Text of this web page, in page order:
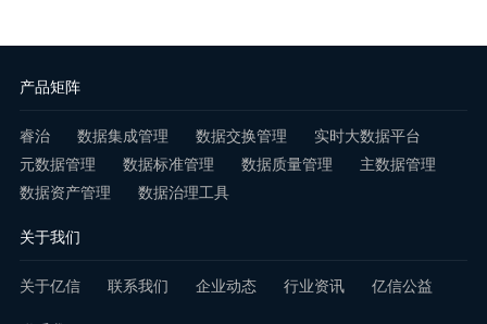
产品矩阵
睿治 数据集成管理 数据交换管理
实时大数据平台
元数据管理
数据标准管理 数据质量管理
主数据管理
数据资产管理
数据治理工具
关于我们
关于亿信 联系我们 企业动态 行业资讯 亿信公益